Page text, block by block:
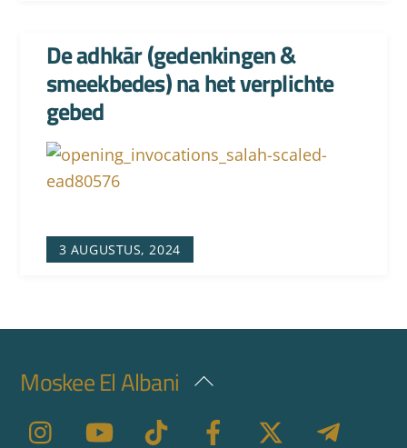
3 AUGUSTUS, 2024
De adhkār (gedenkingen &
smeekbedes) na het verplichte
gebed
Back
Top
Moskee El Albani